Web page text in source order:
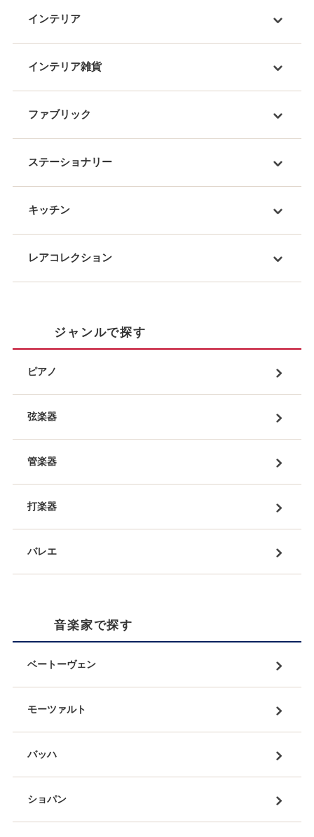
インテリア
インテリア雑貨
ファブリック
ステーショナリー
キッチン
レアコレクション
ジャンルで探す
ピアノ
弦楽器
管楽器
打楽器
バレエ
音楽家で探す
ベートーヴェン
モーツァルト
バッハ
ショパン